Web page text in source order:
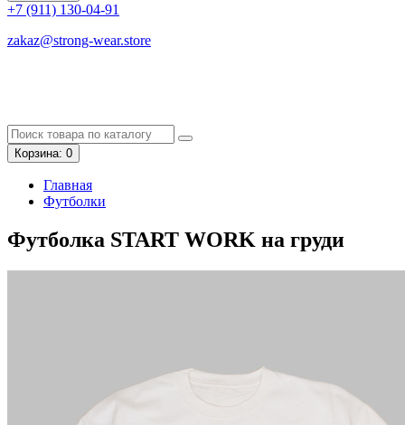
+7 (911) 130-04-91
zakaz@strong-wear.store
Корзина: 0
Главная
Футболки
Футболка START WORK на груди